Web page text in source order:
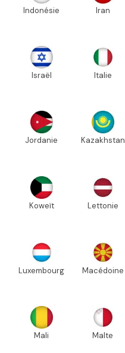
Indonésie Iran
Israël Italie
Jordanie Kazakhstan
Koweït Lettonie
Luxembourg Macédoine
Mali Malte